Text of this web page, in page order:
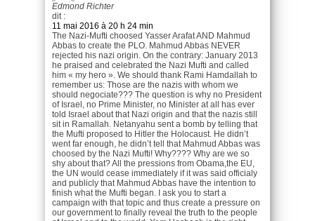
Edmond Richter
dit :
11 mai 2016 à 20 h 24 min
The Nazi-Mufti choosed Yasser Arafat AND Mahmud
Abbas to create the PLO. Mahmud Abbas NEVER
rejected his nazi origin. On the contrary: January 2013
he praised and celebrated the Nazi Mufti and called
him « my hero ». We should thank Rami Hamdallah to
remember us: Those are the nazis with whom we
should negociate??? The question is why no President
of Israel, no Prime Minister, no Minister at all has ever
told Israel about that Nazi origin and that the nazis still
sit in Ramallah. Netanyahu sent a bomb by telling that
the Mufti proposed to Hitler the Holocaust. He didn’t
went far enough, he didn’t tell that Mahmud Abbas was
choosed by the Nazi Mufti! Why???? Why are we so
shy about that? All the pressions from Obama,the EU,
the UN would cease immediately if it was said officialy
and publicly that Mahmud Abbas have the intention to
finish what the Mufti began. I ask you to start a
campaign with that topic and thus create a pressure on
our government to finally reveal the truth to the people